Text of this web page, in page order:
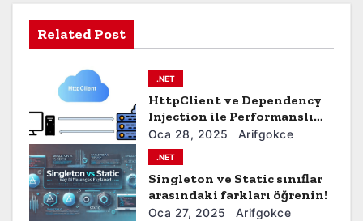
i
m
e
s
i
Related Post
.NET
HttpClient ve Dependency
Injection ile Performanslı
API Çağrıları Nasıl Yapılır?
Oca 28, 2025 Arifgokce
.NET
Singleton ve Static sınıflar
arasındaki farkları öğrenin!
Oca 27, 2025 Arifgokce